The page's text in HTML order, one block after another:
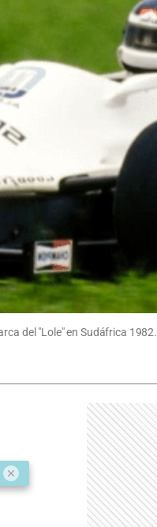
del "Lole" en Sudáfrica 1982.